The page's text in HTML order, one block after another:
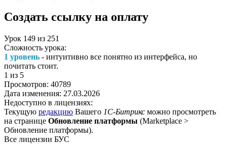
Создать ссылку на оплату
Урок 149 из 251
Сложность урока:
1 уровень - интуитивно все понятно из интерфейса, но
почитать стоит.
1 из 5
Просмотров: 40789
Дата изменения: 27.03.2026
Недоступно в лицензиях:
Текущую редакцию Вашего 1С-Битрикс можно просмотреть
на странице Обновление платформы (Marketplace >
Обновление платформы).
Все лицензии БУС